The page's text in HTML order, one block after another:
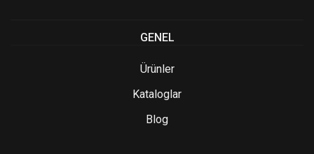
GENEL
Ürünler
Kataloglar
Blog